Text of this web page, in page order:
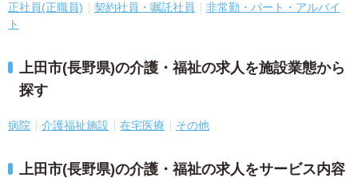
正社員(正職員) 契約社員・嘱託社員
非常勤・パート・アルバイ
ト
上田市(長野県)の介護・福祉の求人を施設業態から
探す
病院 介護福祉施設 在宅医療 その他
上田市(長野県)の介護・福祉の求人をサービス内容